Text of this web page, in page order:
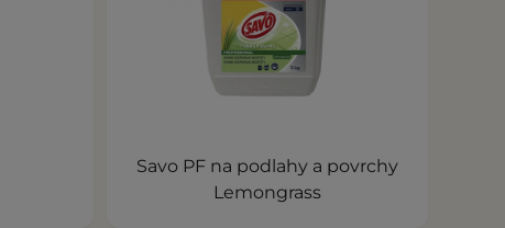
Savo PF na podlahy a povrchy
Lemongrass